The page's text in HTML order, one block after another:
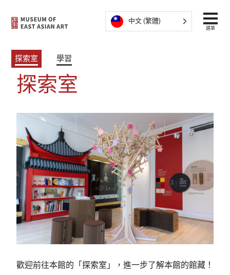
中文 (繁體)
選單
探索室 學習
探索室
歡迎前往本館的「探索室」，進一步了解本館的館藏！